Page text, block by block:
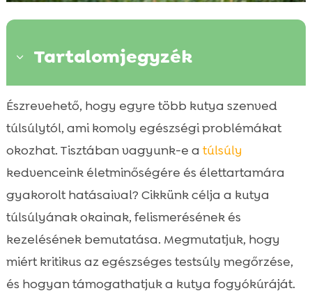
3 Tartalomjegyzék
 Miért fontos beszélni a kutya túlsúlyáról?
 Hogyan ismerjük fel, hogy kutyánk
túlsúlyos?
A kutya túlsúly okai
Túlsúlyos kutya veszélyei
Megelőzés és kezelés
Hogyan segíthetjük kutyánk fogyókúráját?
Fontossága a kutya mozgásának
kutyaeledelt?
Észrevehető, hogy egyre több kutya szenved
túlsúlytól, ami komoly egészségi problémákat
okozhat. Tisztában vagyunk-e a túlsúly
kedvenceink életminőségére és élettartamára
gyakorolt hatásaival? Cikkünk célja a kutya
túlsúlyának okainak, felismerésének és
kezelésének bemutatása. Megmutatjuk, hogy
miért kritikus az egészséges testsúly megőrzése,
és hogyan támogathatjuk a kutya fogyókúráját.